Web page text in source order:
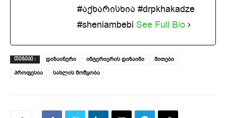
#აქხარისხია #drpkhakadze
#sheniambebi See Full Bio
ᲗᲔᲒᲔᲑᲘ : დიზაინერი ინტერიერის დიზაინი
მითები
პროფესია
სახლის მოწყობა